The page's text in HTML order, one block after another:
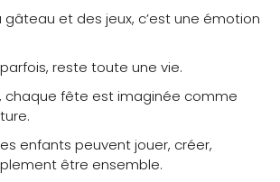
et des jeux, c’est une émotion
reste toute une vie.
chaque fête est imaginée comme
enfants peuvent jouer, créer,
être ensemble.